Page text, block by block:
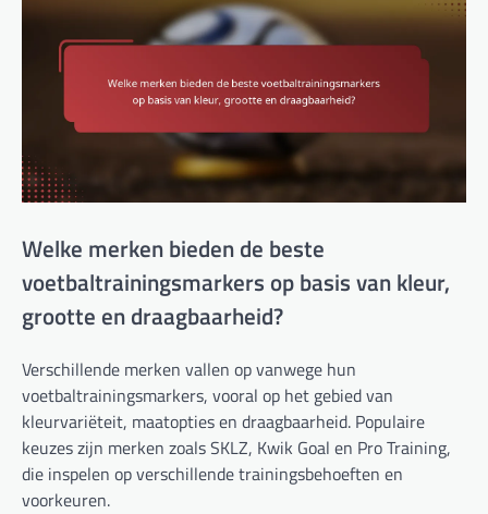
Welke merken bieden de beste
voetbaltrainingsmarkers op basis van kleur,
grootte en draagbaarheid?
Verschillende merken vallen op vanwege hun
voetbaltrainingsmarkers, vooral op het gebied van
kleurvariëteit, maatopties en draagbaarheid. Populaire
keuzes zijn merken zoals SKLZ, Kwik Goal en Pro Training,
die inspelen op verschillende trainingsbehoeften en
voorkeuren.